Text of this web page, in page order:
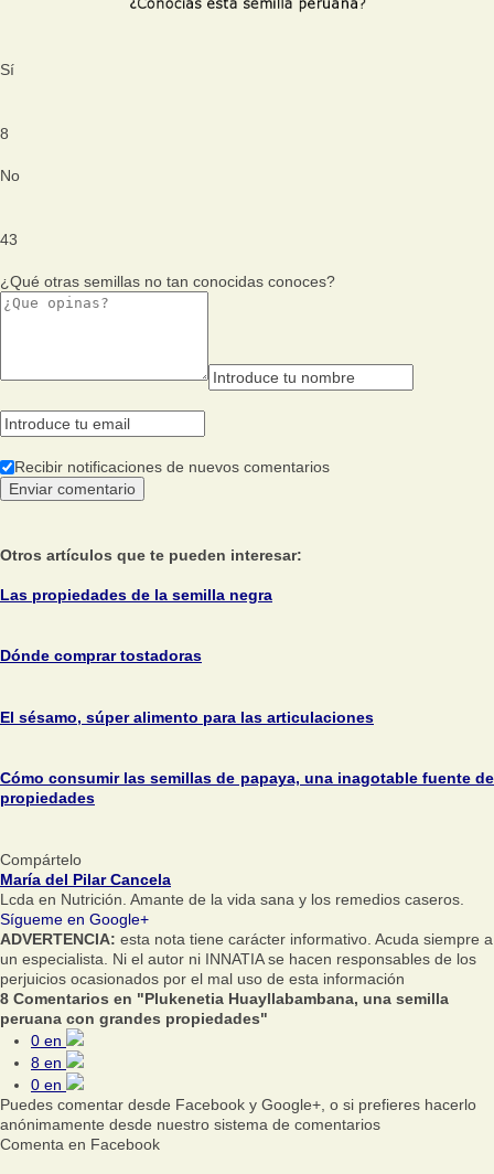
Sí
8
No
43
¿Qué otras semillas no tan conocidas conoces?
Recibir notificaciones de nuevos comentarios
Otros artículos que te pueden interesar:
Las propiedades de la semilla negra
Dónde comprar tostadoras
El sésamo, súper alimento para las articulaciones
Cómo consumir las semillas de papaya, una inagotable fuente de
propiedades
Compártelo
María del Pilar Cancela
Lcda en Nutrición. Amante de la vida sana y los remedios caseros.
Sígueme en Google+
ADVERTENCIA: esta nota tiene carácter informativo. Acuda siempre a
un especialista. Ni el autor ni INNATIA se hacen responsables de los
perjuicios ocasionados por el mal uso de esta información
8 Comentarios en "Plukenetia Huayllabambana, una semilla
peruana con grandes propiedades"
0 en
8 en
0 en
Puedes comentar desde Facebook y Google+, o si prefieres hacerlo
anónimamente desde nuestro sistema de comentarios
Comenta en Facebook